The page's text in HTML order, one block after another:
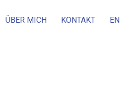
ÜBER MICH KONTAKT EN